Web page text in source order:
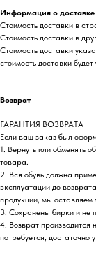
Информация о
Стоимость доставки в
Стоимость доставки в
Стоимость доставки
стоимость доставки будет
Возврат
ГАРАНТИЯ ВОЗВРАТА
Если ваш заказ был
1. Вернуть или обменять
товара.
2. Вся обувь должна
эксплуатации до
продукции, мы оставляем
3. Сохранены бирки и не
4. Возврат производится
потребуется, достаточно